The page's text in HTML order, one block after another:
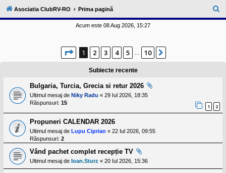
l
u
t
a
t
a
p
o
s
e
s
o
r
Asociatia ClubRV-RO Prima pagină
ă
Acum este 08 Aug 2026, 15:27
Pagina din 10
1 2 3 4 5 10
Subiecte recente
Bulgaria, Turcia, Grecia si retur 2026
Ultimul mesaj de Niky Radu « 29 Iul 2026, 18:35
Răspunsuri: 15
1 2
Propuneri CALENDAR 2026
Ultimul mesaj de Lupu Ciprian « 22 Iul 2026, 09:55
Răspunsuri: 2
Vând pachet complet recepție TV
Ultimul mesaj de Ioan.Sturz « 20 Iul 2026, 15:36